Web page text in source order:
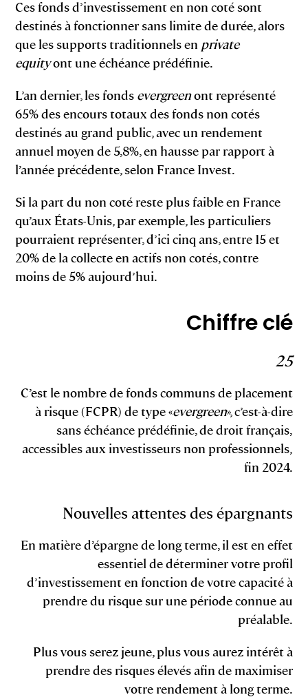
Ces fonds d’investissement en non coté sont
destinés à fonctionner sans limite de durée, alors
que les supports traditionnels en private
equityont une échéance prédéfinie.
L’an dernier, les fonds evergreenont représenté
65% des encours totaux des fonds non cotés
destinés au grand public, avec un rendement
annuel moyen de 5,8%, en hausse par rapport à
l’année précédente, selon France Invest.
Si la part du non coté reste plus faible en France
qu’aux États-Unis, par exemple, les particuliers
pourraient représenter, d’ici cinq ans, entre 15 et
20% de la collecte en actifs non cotés, contre
moins de 5% aujourd’hui.
Chiffre clé
25
C’est le nombre de fonds communs de placement
à risque (FCPR) de type «evergreen», c’est-à-dire
sans échéance prédéfinie, de droit français,
accessibles aux investisseurs non professionnels,
fin 2024.
Nouvelles attentes des épargnants
En matière d’épargne de long terme, il est en effet
essentiel de déterminer votre profil
d’investissement en fonction de votre capacité à
prendre du risque sur une période connue au
préalable.
Plus vous serez jeune, plus vous aurez intérêt à
prendre des risques élevés afin de maximiser
votre rendement à long terme.